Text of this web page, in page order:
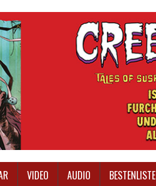
VIDEO AUDIO BESTENLISTE